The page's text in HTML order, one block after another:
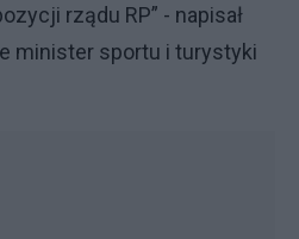
rządu RP” - napisał
minister sportu i turystyki